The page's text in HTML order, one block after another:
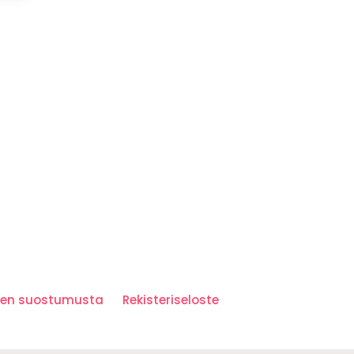
suostumusta Rekisteriseloste